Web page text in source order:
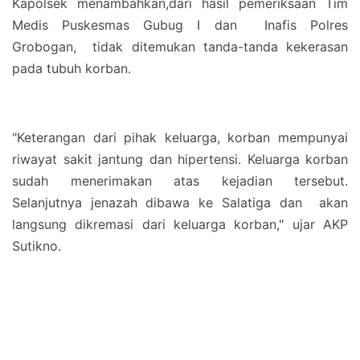
Kapolsek menambahkan,dari hasil pemeriksaan Tim
Medis Puskesmas Gubug I dan Inafis Polres
Grobogan, tidak ditemukan tanda-tanda kekerasan
pada tubuh korban.
"Keterangan dari pihak keluarga, korban mempunyai
riwayat sakit jantung dan hipertensi. Keluarga korban
sudah menerimakan atas kejadian tersebut.
Selanjutnya jenazah dibawa ke Salatiga dan akan
langsung dikremasi dari keluarga korban," ujar AKP
Sutikno.